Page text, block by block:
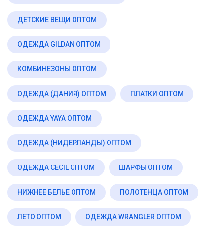
ДЕТСКИЕ ВЕЩИ ОПТОМ
ОДЕЖДА GILDAN ОПТОМ
КОМБИНЕЗОНЫ ОПТОМ
ОДЕЖДА (ДАНИЯ) ОПТОМ ПЛАТКИ ОПТОМ
ОДЕЖДА YAYA ОПТОМ
ОДЕЖДА (НИДЕРЛАНДЫ) ОПТОМ
ОДЕЖДА CECIL ОПТОМ ШАРФЫ ОПТОМ
НИЖНЕЕ БЕЛЬЕ ОПТОМ ПОЛОТЕНЦА ОПТОМ
ЛЕТО ОПТОМ ОДЕЖДА WRANGLER ОПТОМ